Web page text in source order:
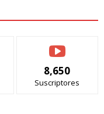
8,650
Suscriptores